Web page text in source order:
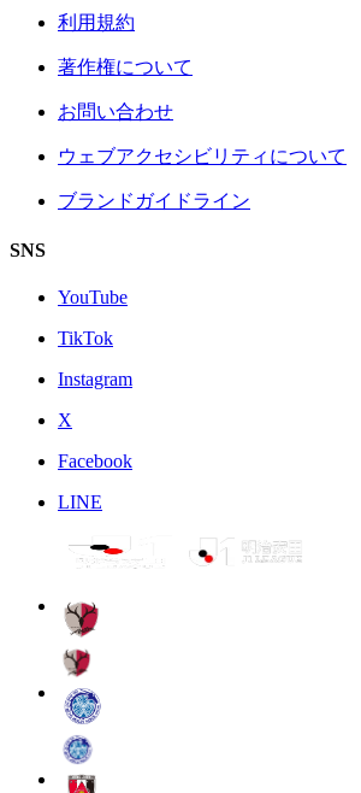
利用規約
著作権について
お問い合わせ
ウェブアクセシビリティについて
ブランドガイドライン
SNS
YouTube
TikTok
Instagram
X
Facebook
LINE